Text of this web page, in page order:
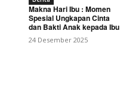
Makna Hari Ibu : Momen
Spesial Ungkapan Cinta
dan Bakti Anak kepada Ibu
24 Desember 2025